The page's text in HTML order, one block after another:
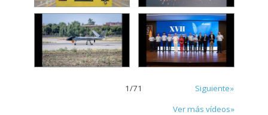
1/71
Siguiente»
Ver más vídeos»